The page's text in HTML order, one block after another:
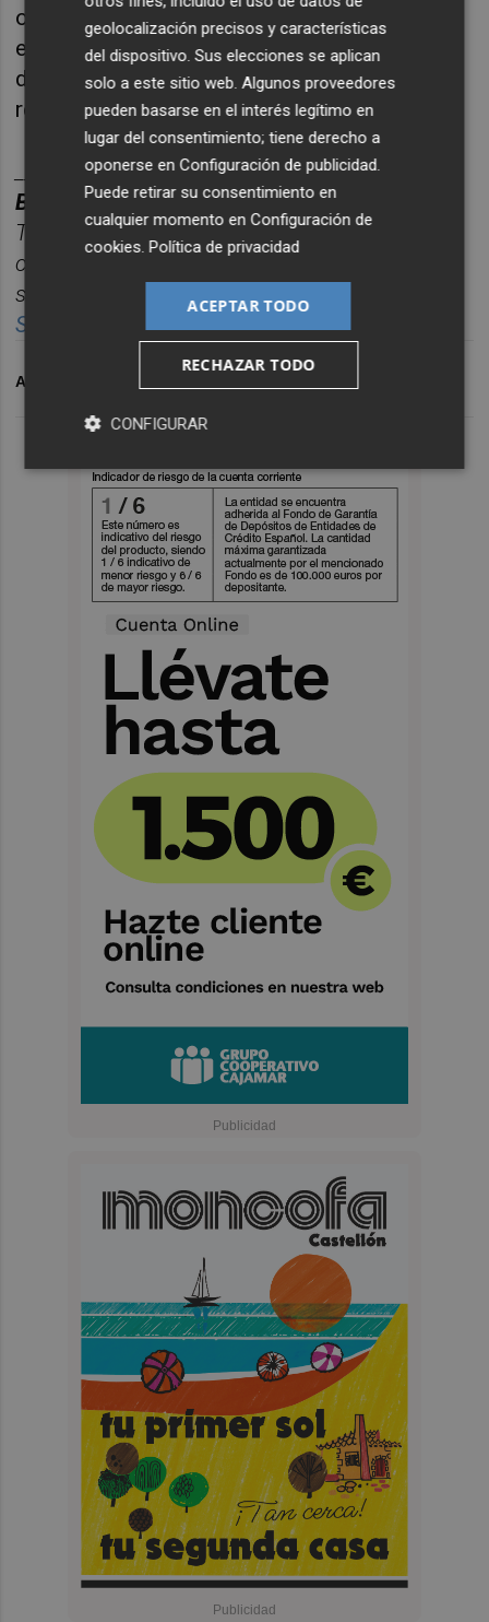
oportunidades, fortalecer el tejido
empresarial y consolidar un modelo de
desarrollo ligado al entorno rural y sus
recursos.
________
BOLET ÍN DE EMPRESAS E INNOVACIÓN.
Toda la información empresarial de Castellón,
concentrada en un
nico correo semanal para
seguir la actualidad sin perder tiempo.
Suscr
gratis al boletín aquí.
ARCHIVADO EN
geolocalización precisos y características
del dispositivo. Sus elecciones se aplican
solo a este sitio web. Algunos proveedores
pueden basarse en el interés legítimo en
lugar del consentimiento; tiene derecho a
oponerse enConfiguración de publicidad
Puede retirar su consentimiento en
cualquier momento enConfiguración de
cookies .Política de privacidad
ACEPTAR TODO
RECHAZAR TODO
CONFIGURAR